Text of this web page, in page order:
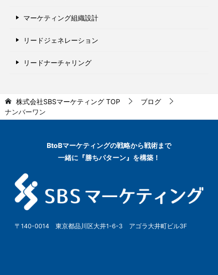
マーケティング組織設計
リードジェネレーション
リードナーチャリング
株式会社SBSマーケティング TOP
ブログ
ナンバーワン
BtoBマーケティングの戦略から戦術まで
一緒に『勝ちパターン』を構築！
〒140-0014 東京都品川区大井1-6-3 アゴラ大井町ビル3F